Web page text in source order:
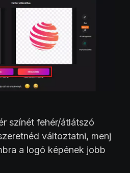
színét fehér/átlátszó
változtatni, menj
a logó képének jobb